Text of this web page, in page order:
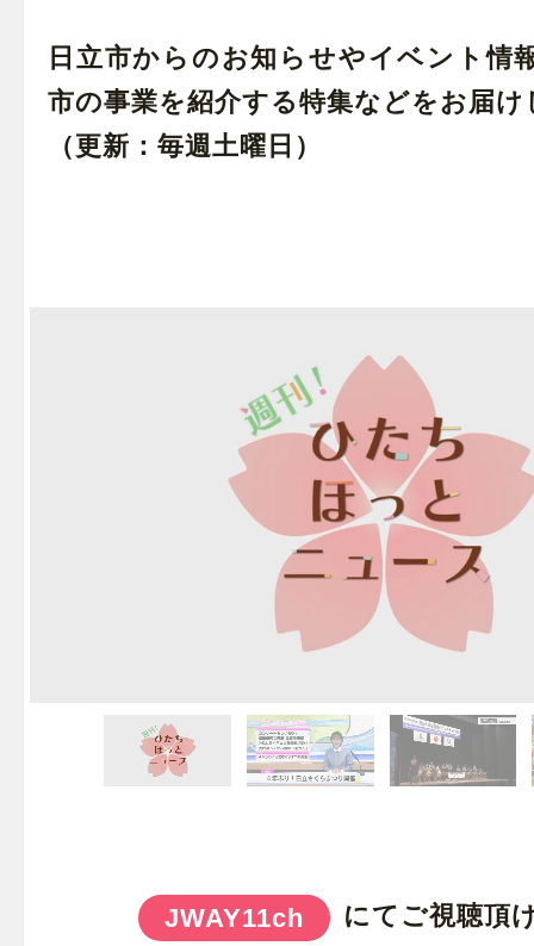
日立市からのお知らせやイベント情
市の事業を紹介する特集などをお届け
（更新：毎週土曜日）
JWAY11ch にてご視聴頂